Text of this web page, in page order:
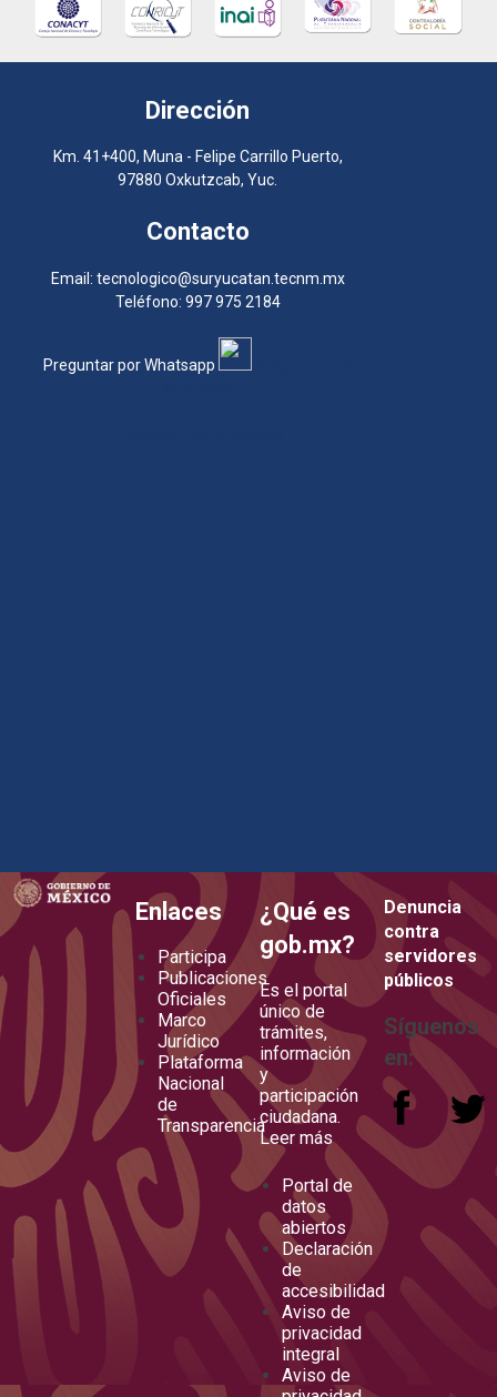
Dirección
Km. 41+400, Muna - Felipe Carrillo Puerto,
97880 Oxkutzcab, Yuc.
Contacto
Email: tecnologico@suryucatan.tecnm.mx
Teléfono: 997 975 2184
Preguntar por Whatsapp
how to embed google map in website
Enlaces
Participa
Publicaciones
Oficiales
Marco
Jurídico
Plataforma
Nacional
de
Transparencia
¿Qué es
gob.mx?
Es el portal
único de
trámites,
información
y
participación
ciudadana.
Leer más
Portal de
datos
abiertos
Declaración
de
accesibilidad
Aviso de
privacidad
integral
Aviso de
Denuncia
contra
servidores
públicos
Síguenos
en: